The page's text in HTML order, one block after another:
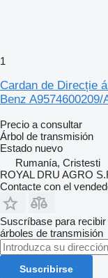
1
Cardan de Direcție
Benz
Precio a consultar
Árbol de transmisión
Estado nuevo
Rumanía, Cristesti
ROYAL DRU AGRO
Contacte con el
Suscríbase para
árboles de transmisión
Suscribirse